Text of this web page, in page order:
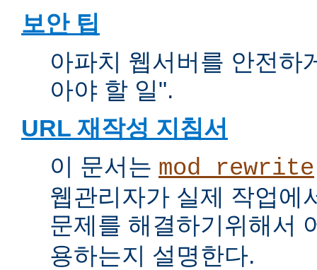
보안 팁
아파치 웹서버를 안전하
아야 할 일".
URL 재작성 지침서
이 문서는 mod_rewrite
웹관리자가 실제 작업에
문제를 해결하기위해서
용하는지 설명한다.